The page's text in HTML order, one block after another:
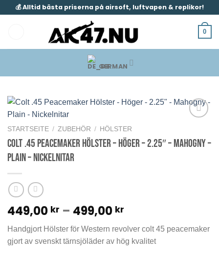
💰 Alltid bästa priserna på airsoft, luftvapen & replikor!
0
GERMAN
STARTSEITE / ZUBEHÖR / HÖLSTER
Colt .45 Peacemaker Hölster – Höger – 2.25″ – Mahogny –
Plain – Nickelnitar
449,00 kr – 499,00 kr
449,00 kr
bis
499,00 kr
Handgjort Hölster för Western revolver colt 45 peacemaker
gjort av svenskt tärnsjöläder av hög kvalitet